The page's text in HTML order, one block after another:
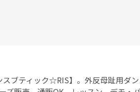
ブティック☆RIS】。外反母趾用ダ